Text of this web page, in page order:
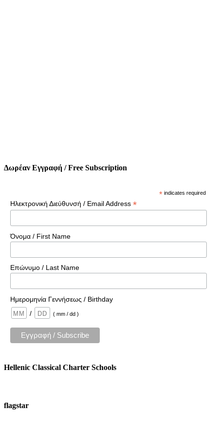
Δωρέαν Εγγραφή / Free Subscription
* indicates required
Ηλεκτρονική Διεύθυνσή / Email Address *
Όνομα / First Name
Επώνυμο / Last Name
Ημερομηνία Γεννήσεως / Birthday
/
( mm / dd )
Hellenic Classical Charter Schools
flagstar